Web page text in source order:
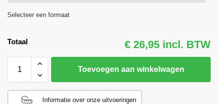
Selecteer een formaat
Totaal € 26,95 incl. BTW
Toevoegen aan winkelwagen
Informatie over onze uitvoeringen